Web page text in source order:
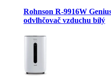
Rohnson R-9916W
odvlhčovač vzduchu bílý